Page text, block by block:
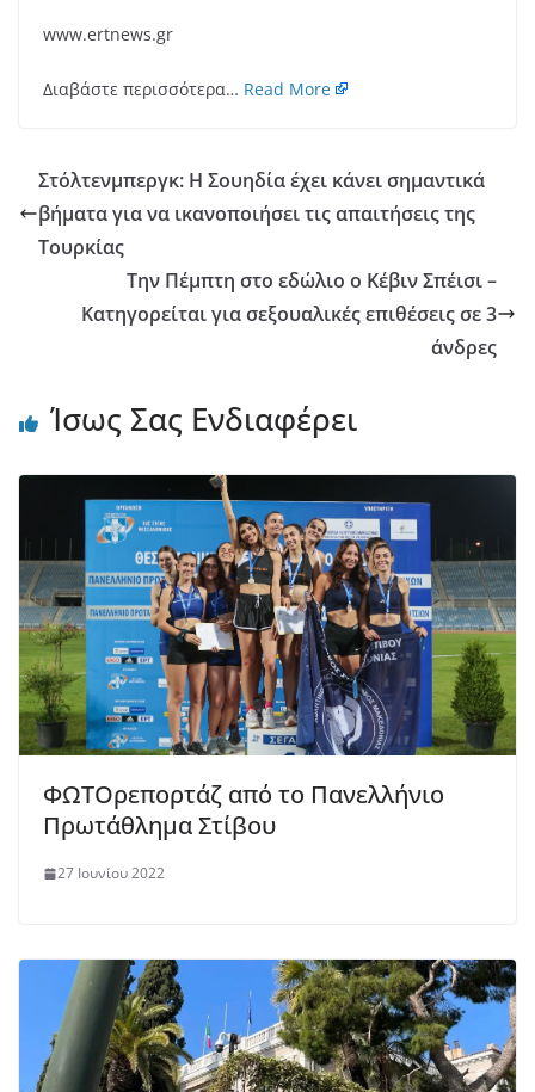
www.ertnews.gr
Διαβάστε περισσότερα… Read More
Στόλτενμπεργκ: Η Σουηδία έχει κάνει σημαντικά
βήματα για να ικανοποιήσει τις απαιτήσεις της
Τουρκίας
Την Πέμπτη στο εδώλιο ο Κέβιν Σπέισι –
Κατηγορείται για σεξουαλικές επιθέσεις σε 3
άνδρες
Ίσως Σας Ενδιαφέρει
ΦΩΤΟρεπορτάζ από το Πανελλήνιο
Πρωτάθλημα Στίβου
27 Ιουνίου 2022